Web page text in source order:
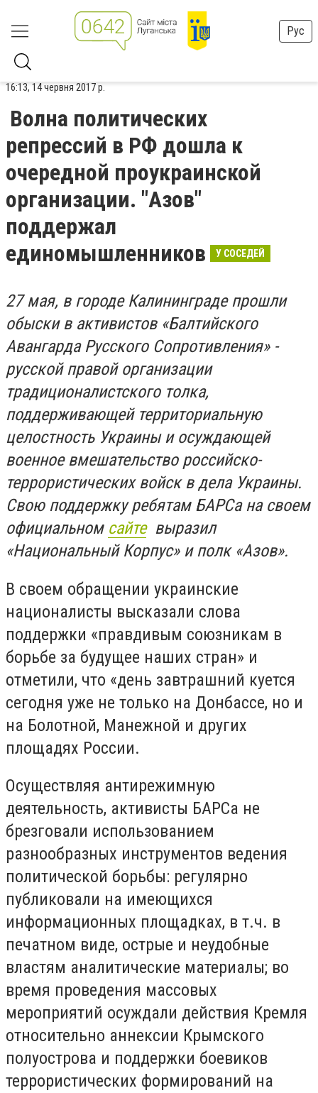
Рус
16:13, 14 червня 2017 р.
Волна политических
репрессий в РФ дошла к
очередной проукраинской
организации. "Азов"
поддержал
единомышленников
У СОСЕДЕЙ
27 мая, в городе Калининграде прошли
обыски в активистов «Балтийского
Авангарда Русского Сопротивления» -
русской правой организации
традиционалистского толка,
поддерживающей территориальную
целостность Украины и осуждающей
военное вмешательство российско-
террористических войск в дела Украины.
Свою поддержку ребятам БАРСа на своем
официальном сайтевыразил
«Национальный Корпус» и полк «Азов».
В своем обращении украинские
националисты высказали слова
поддержки «правдивым союзникам в
борьбе за будущее наших стран» и
отметили, что «день завтрашний куется
сегодня уже не только на Донбассе, но и
на Болотной, Манежной и других
площадях России.
Осуществляя антирежимную
деятельность, активисты БАРСа не
брезговали использованием
разнообразных инструментов ведения
политической борьбы: регулярно
публиковали на имеющихся
информационных площадках, в т.ч. в
печатном виде, острые и неудобные
властям аналитические материалы; во
время проведения массовых
мероприятий осуждали действия Кремля
относительно аннексии Крымского
полуострова и поддержки боевиков
террористических формирований на